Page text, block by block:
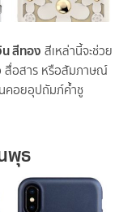
สีทอง สีเหล่านี้จะช่วย
อ สื่อสาร หรือสัมภาษณ์
คอยอุปถัมภ์ค้ำชู
พุธ